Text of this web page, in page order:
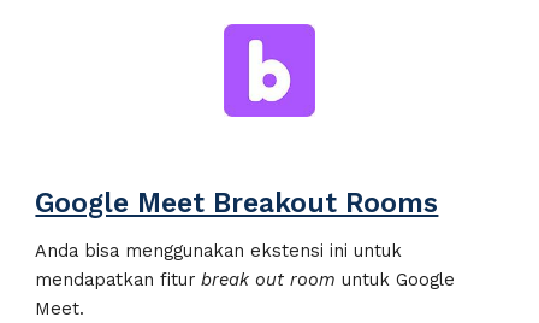
Google Meet Breakout Rooms
Anda bisa menggunakan ekstensi ini untuk
mendapatkan fiturbreak out room untuk Google
Meet.